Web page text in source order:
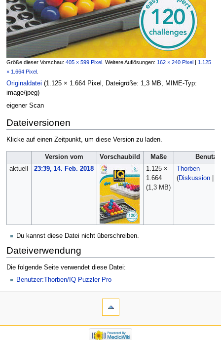
Größe dieser Vorschau: 405 × 599 Pixel Weitere Auflösungen: 162 × 240 Pixel
1.125
× 1.664 Pixel
Originaldatei (1.125 × 1.664 Pixel, Dateigröße: 1,3 MB, MIME-Typ:
image/jpeg)
eigener Scan
Dateiversionen
Klicke auf einen Zeitpunkt, um diese Version zu laden.
Version vom Vorschaubild Maße
aktuell
23:39, 14. Feb. 2018
1.125 ×
1.664
(1,3 MB)
Thorben
(Diskussion|
Du kannst diese Datei nicht überschreiben.
Dateiverwendung
Die folgende Seite verwendet diese Datei:
Benutzer:Thorben/IQ Puzzler Pro